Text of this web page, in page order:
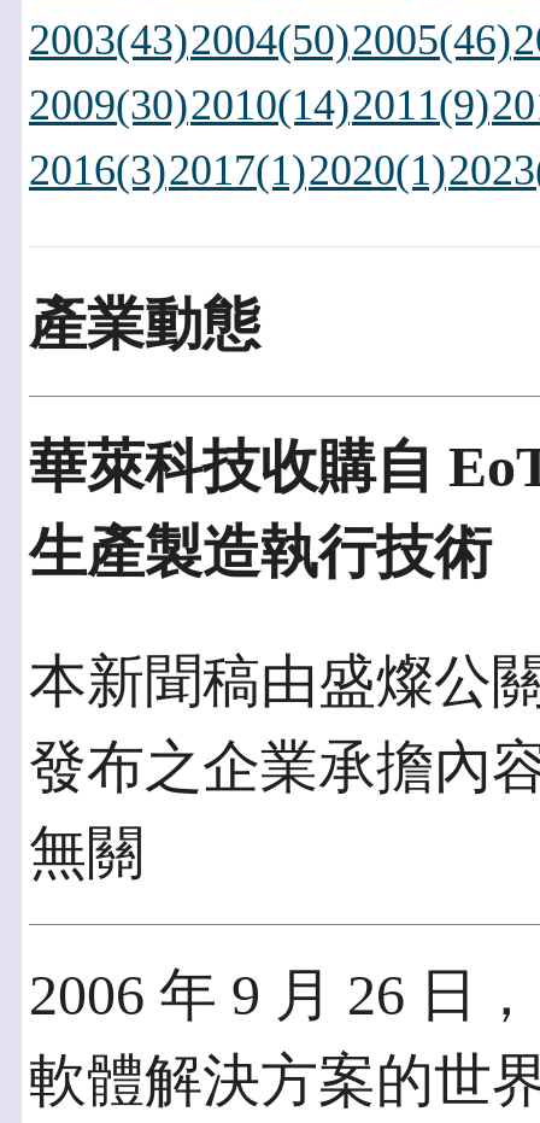
2003(43)2004(50)2005(46)
2009(30)2010(14)2011(9)
2016(3)2017(1)2020(1)
產業動態
華萊科技收購自
生產製造執行技術
本新聞稿由盛燦公
發布之企業承擔內
無關
2006 年 9 月 26 日
軟體解決方案的世